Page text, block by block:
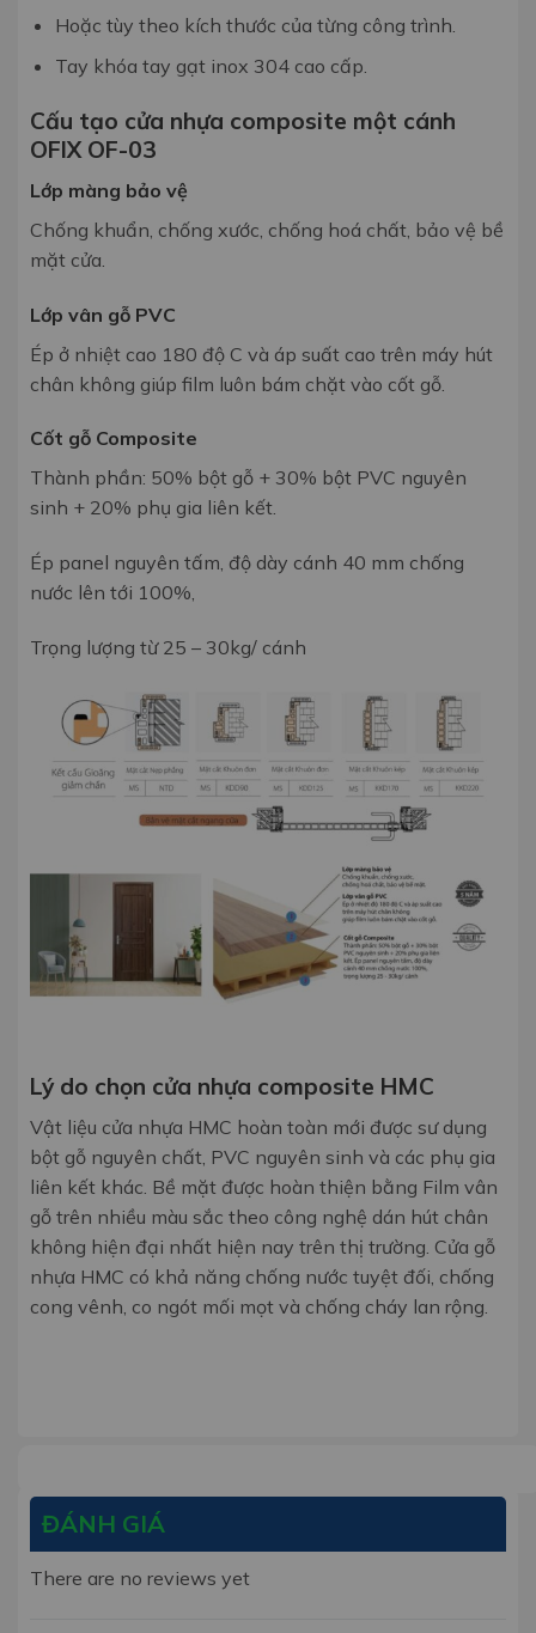
Hoặc tùy theo kích thước của từng công trình.
Tay khóa tay gạt inox 304 cao cấp.
Cấu tạo cửa nhựa composite một cánh
OFIX OF-03
Lớp màng bảo vệ
Chống khuẩn, chống xước, chống hoá chất, bảo vệ bề
mặt cửa.
Lớp vân gỗ PVC
Ép ở nhiệt cao 180 độ C và áp suất cao trên máy hút
chân không giúp film luôn bám chặt vào cốt gỗ.
Cốt gỗ Composite
Thành phần: 50% bột gỗ + 30% bột PVC nguyên
sinh + 20% phụ gia liên kết.
Ép panel nguyên tấm, độ dày cánh 40 mm chống
nước lên tới 100%,
Trọng lượng từ 25 – 30kg/ cánh
Lý do chọn cửa nhựa composite HMC
Vật liệu cửa nhựa HMC hoàn toàn mới được sư dụng
bột gỗ nguyên chất, PVC nguyên sinh và các phụ gia
liên kết khác. Bề mặt được hoàn thiện bằng Film vân
gỗ trên nhiều màu sắc theo công nghệ dán hút chân
không hiện đại nhất hiện nay trên thị trường. Cửa gỗ
nhựa HMC có khả năng chống nước tuyệt đối, chống
cong vênh, co ngót mối mọt và chống cháy lan rộng.
ĐÁNH GIÁ
There are no reviews yet